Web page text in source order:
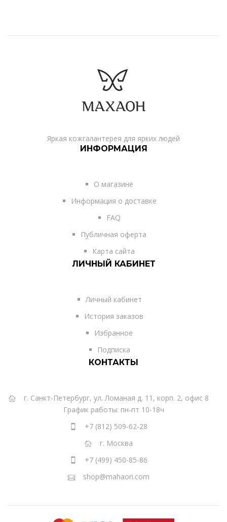
Яркая кожгалантерея для ярких людей
ИНФОРМАЦИЯ
О магазине
Информация о доставке
FAQ
Публичная оферта
Карта сайта
ЛИЧНЫЙ КАБИНЕТ
Личный кабинет
История заказов
Избранное
Подписка
КОНТАКТЫ
г. Санкт-Петербург, ул. Ломаная д. 11, корп. 2, офис 8
График работы: пн-пт 10-18ч
+7 (812) 509-62-28
г. Москва
+7 (499) 450-85-86
shop@mahaon.com